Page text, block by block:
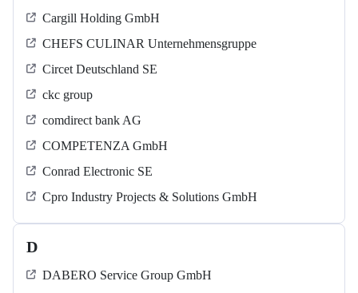
Cargill Holding GmbH
CHEFS CULINAR Unternehmensgruppe
Circet Deutschland SE
ckc group
comdirect bank AG
COMPETENZA GmbH
Conrad Electronic SE
Cpro Industry Projects & Solutions GmbH
D
DABERO Service Group GmbH